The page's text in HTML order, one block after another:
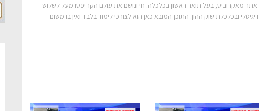
אתר מאקרוביט, בעל תואר ראשון בכלכלה. חי ונושם את עולם הקריפטו מעל לשלוש
ובכלכלת שוק ההון. התוכן המובא כאן הוא לצורכי לימוד בלבד ואין בו משום